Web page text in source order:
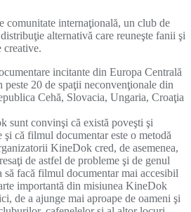
comunitate internaţională, un club de
alternativă care reuneşte fanii şi
creative.
incitante din Europa Centrală
20 de spaţii neconvenţionale din
Cehă, Slovacia, Ungaria, Croaţia
sunt convinşi că există poveşti şi
şi că filmul documentar este o metodă
KineDok cred, de asemenea,
de astfel de probleme şi de genul
facă filmul documentar mai accesibil
importantă din misiunea KineDok
de a ajunge mai aproape de oameni şi